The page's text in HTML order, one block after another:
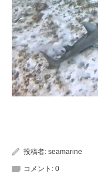
投稿者: seamarine
コメント: 0